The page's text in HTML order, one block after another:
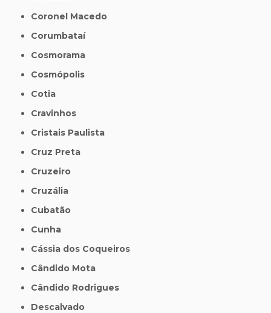
Coronel Macedo
Corumbataí
Cosmorama
Cosmópolis
Cotia
Cravinhos
Cristais Paulista
Cruz Preta
Cruzeiro
Cruzália
Cubatão
Cunha
Cássia dos Coqueiros
Cândido Mota
Cândido Rodrigues
Descalvado